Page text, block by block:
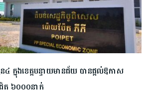
ក្នុង​ខេត្ត​បន្ទាយមានជ័យ បាន​ផ្ដល់ឱកា​ស
ជិត​ ៦០០​០​នាក់​